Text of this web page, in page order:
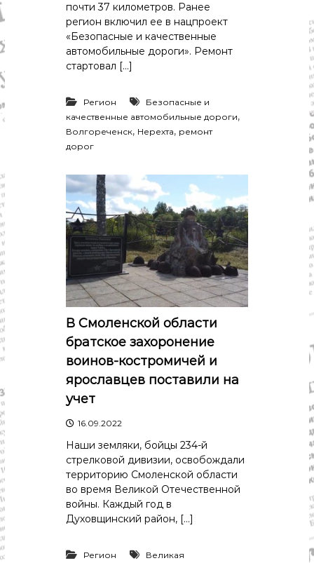
почти 37 километров. Ранее
регион включил ее в нацпроект
«Безопасные и качественные
автомобильные дороги». Ремонт
стартовал […]
Регион
Безопасные и
качественные автомобильные дороги,
Волгореченск, Нерехта, ремонт
дорог
В Смоленской области
братское захоронение
воинов-костромичей и
ярославцев поставили на
учет
16.09.2022
Наши земляки, бойцы 234-й
стрелковой дивизии, освобождали
территорию Смоленской области
во время Великой Отечественной
войны. Каждый год в
Духовщинский район, […]
Регион
Великая